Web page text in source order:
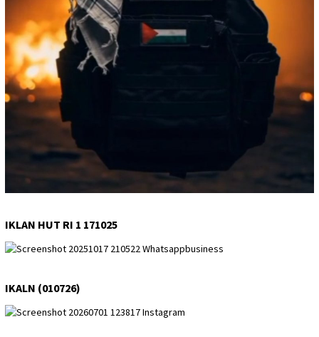
IKLAN HUT RI 1 171025
IKALN (010726)